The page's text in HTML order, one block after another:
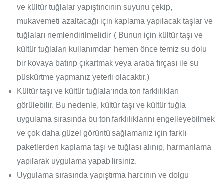
ve kültür tuğlalar yapıştırıcının suyunu çekip,
mukavemeti azaltacağı için kaplama yapılacak taşlar ve
tuğlaları nemlendirilmelidir. ( Bunun için kültür taşı ve
kültür tuğlaları kullanımdan hemen önce temiz su dolu
bir kovaya batırıp çıkartmak veya araba fırçası ile su
püskürtme yapmanız yeterli olacaktır.)
Kültür taşı ve kültür tuğlalarında ton farklılıkları
görülebilir. Bu nedenle, kültür taşı ve kültür tuğla
uygulama sırasında bu ton farklılıklarını engelleyebilmek
ve çok daha güzel görüntü sağlamanız için farklı
paketlerden kaplama taşı ve tuğlası alınıp, harmanlama
yapılarak uygulama yapabilirsiniz.
Uygulama sırasında yapıştırma harcının ve dolgu